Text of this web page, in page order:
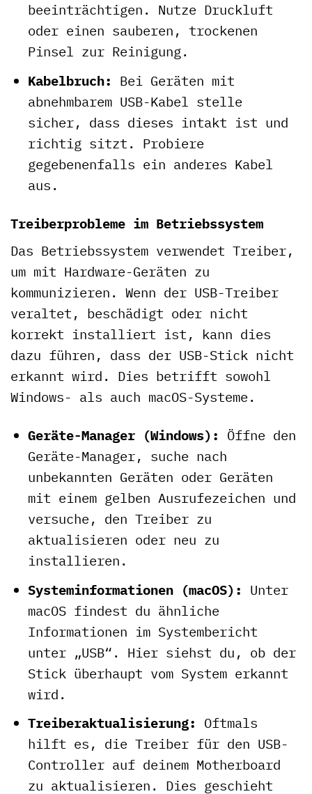
beeinträchtigen. Nutze Druckluft
oder einen sauberen, trockenen
Pinsel zur Reinigung.
Kabelbruch: Bei Geräten mit
abnehmbarem USB-Kabel stelle
sicher, dass dieses intakt ist und
richtig sitzt. Probiere
gegebenenfalls ein anderes Kabel
aus.
Treiberprobleme im Betriebssystem
Das Betriebssystem verwendet Treiber,
um mit Hardware-Geräten zu
kommunizieren. Wenn der USB-Treiber
veraltet, beschädigt oder nicht
korrekt installiert ist, kann dies
dazu führen, dass der USB-Stick nicht
erkannt wird. Dies betrifft sowohl
Windows- als auch macOS-Systeme.
Geräte-Manager (Windows): Öffne den
Geräte-Manager, suche nach
unbekannten Geräten oder Geräten
mit einem gelben Ausrufezeichen und
versuche, den Treiber zu
aktualisieren oder neu zu
installieren.
Systeminformationen (macOS): Unter
macOS findest du ähnliche
Informationen im Systembericht
unter „USB“. Hier siehst du, ob der
Stick überhaupt vom System erkannt
wird.
Treiberaktualisierung: Oftmals
hilft es, die Treiber für den USB-
Controller auf deinem Motherboard
zu aktualisieren. Dies geschieht